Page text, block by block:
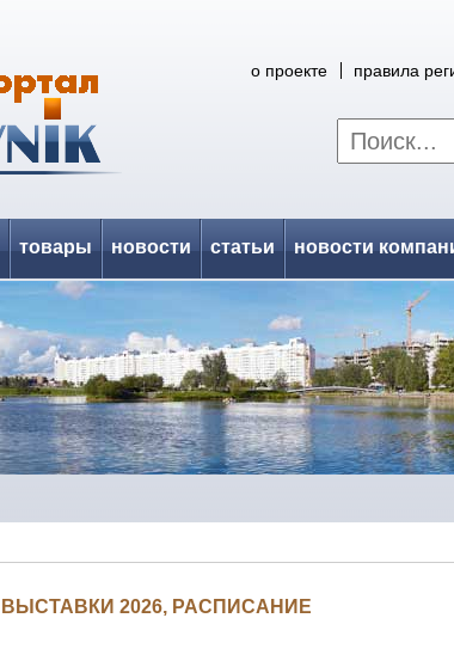
о проекте правила
товары новости статьи новости
2026, РАСПИСАНИЕ